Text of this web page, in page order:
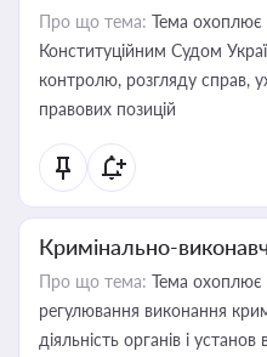
Про що тема: Тема охоплює
Конституційним Судом
контролю, розгляду справ,
правових позицій
Кримінально-
Про що тема: Тема охоплює
регулювання виконання
діяльність органів і